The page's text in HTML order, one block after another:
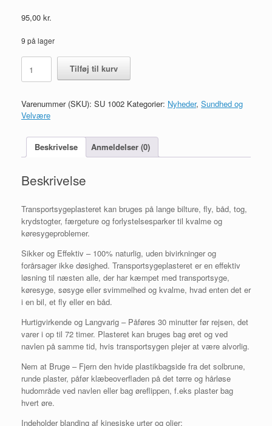
95,00 kr.
9 på lager
Transportsygeplaster
(40
stk.)
køresyge,
søsyge,
generel
eller
kvalme.
Tilføj til kurv
Varenummer (SKU): SU 1002 Kategorier: Nyheder, Sundhed og
Velvære
Beskrivelse Anmeldelser (0)
Beskrivelse
Transportsygeplasteret kan bruges på lange bilture, fly, båd, tog,
krydstogter, færgeture og forlystelsesparker til kvalme og
køresygeproblemer.
Sikker og Effektiv – 100% naturlig, uden bivirkninger og
forårsager ikke døsighed. Transportsygeplasteret er en effektiv
løsning til næsten alle, der har kæmpet med transportsyge,
køresyge, søsyge eller svimmelhed og kvalme, hvad enten det er
i en bil, et fly eller en båd.
Hurtigvirkende og Langvarig – Påføres 30 minutter før rejsen, det
varer i op til 72 timer. Plasteret kan bruges bag øret og ved
navlen på samme tid, hvis transportsygen plejer at være alvorlig.
Nem at Bruge – Fjern den hvide plastikbagside fra det solbrune,
runde plaster, påfør klæbeoverfladen på det tørre og hårløse
hudområde ved navlen eller bag øreflippen, f.eks plaster bag
hvert øre.
Indeholder blanding af kinesiske urter og olier: